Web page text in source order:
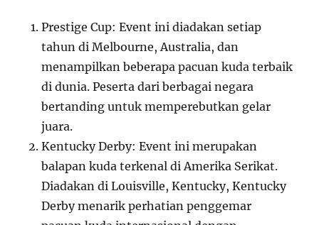
Prestige Cup: Event ini diadakan setiap
tahun di Melbourne, Australia, dan
menampilkan beberapa pacuan kuda terbaik
di dunia. Peserta dari berbagai negara
bertanding untuk memperebutkan gelar
juara.
Kentucky Derby: Event ini merupakan
balapan kuda terkenal di Amerika Serikat.
Diadakan di Louisville, Kentucky, Kentucky
Derby menarik perhatian penggemar